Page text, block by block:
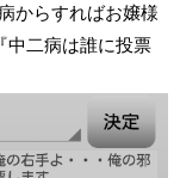
からすればお嬢様
中二病は誰に投票